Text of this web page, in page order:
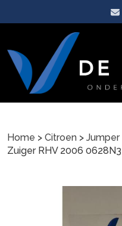
Home > Citroen > Jumper
Zuiger RHV 2006 0628N3